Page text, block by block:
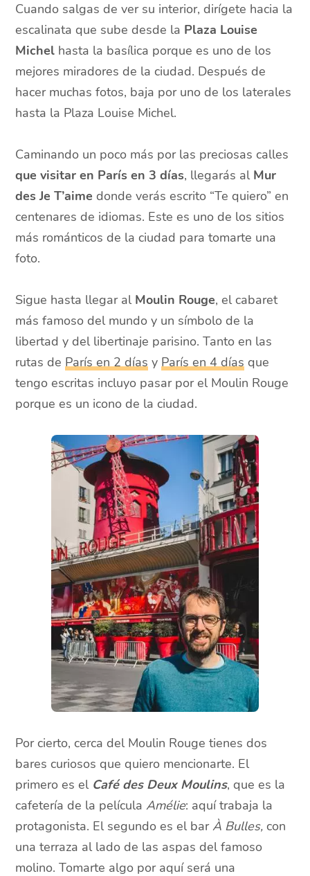
Cuando salgas de ver su interior, dirígete hacia la
escalinata que sube desde la Plaza Louise
Michel hasta la basílica porque es uno de los
mejores miradores de la ciudad. Después de
hacer muchas fotos, baja por uno de los laterales
hasta la Plaza Louise Michel.
Caminando un poco más por las preciosas calles
que visitar en París en 3 días, llegarás al Mur
des Je T’aime donde verás escrito “Te quiero” en
centenares de idiomas. Este es uno de los sitios
más románticos de la ciudad para tomarte una
foto.
Sigue hasta llegar al Moulin Rouge, el cabaret
más famoso del mundo y un símbolo de la
libertad y del libertinaje parisino. Tanto en las
rutas deParís en 2 días yParís en 4 días que
tengo escritas incluyo pasar por el Moulin Rouge
porque es un icono de la ciudad.
Por cierto, cerca del Moulin Rouge tienes dos
bares curiosos que quiero mencionarte. El
primero es el Café des Deux Moulins, que es la
cafetería de la películaAmélie: aquí trabaja la
protagonista. El segundo es el barÀ Bulles,con
una terraza al lado de las aspas del famoso
molino. Tomarte algo por aquí será una